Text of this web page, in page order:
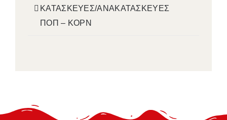
ΚΑΤΑΣΚΕΥΕΣ/ΑΝΑΚΑΤΑΣΚΕΥΕΣ
ΠΟΠ – ΚΟΡΝ